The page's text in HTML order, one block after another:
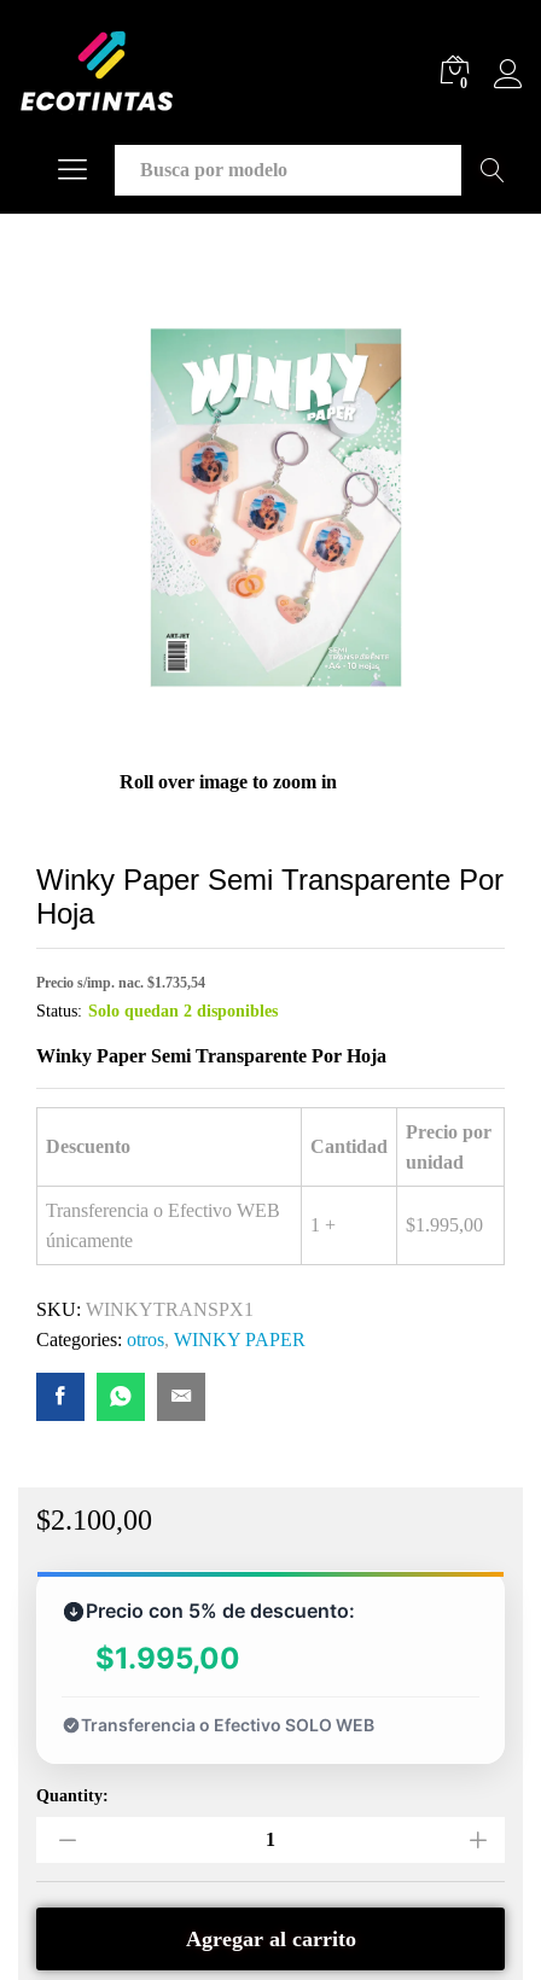
0
Buscar
Roll over image to zoom in
Winky Paper Semi Transparente Por
Hoja
Precio s/imp. nac. $1.735,54
Status: Solo quedan 2 disponibles
Winky Paper Semi Transparente Por Hoja
Descuento Cantidad
Precio por
unidad
Transferencia o Efectivo WEB
únicamente
1 + $1.995,00
SKU: WINKYTRANSPX1
Categories: otros, WINKY PAPER
$2.100,00
Precio con 5% de descuento:
$1.995,00
Transferencia o Efectivo SOLO WEB
Quantity:
Agregar al carrito